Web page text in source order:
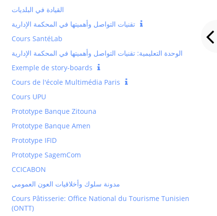
تقنيات التواصل وأهميتها في المحكمة الإدارية
Cours SantéLab
الوحدة التعليمية: تقنيات التواصل وأهميتها في المحكمة الإدارية
Exemple de story-boards
Cours de l'école Multimédia Paris
Cours UPU
Prototype Banque Zitouna
Prototype Banque Amen
Prototype IFID
Prototype SagemCom
CCICABON
مدونة سلوك وأخلاقيات العون العمومي
Cours Pâtisserie: Office National du Tourisme Tunisien
(ONTT)